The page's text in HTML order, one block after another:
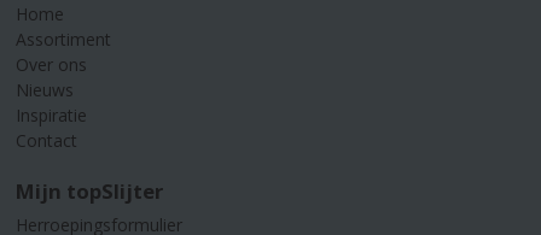
Home
Assortiment
Over ons
Nieuws
Inspiratie
Contact
Mijn topSlijter
Herroepingsformulier